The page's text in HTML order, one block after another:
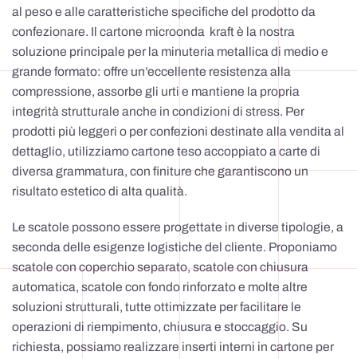
al peso e alle caratteristiche specifiche del prodotto da
confezionare. Il cartone microonda kraft è la nostra
soluzione principale per la minuteria metallica di medio e
grande formato: offre un’eccellente resistenza alla
compressione, assorbe gli urti e mantiene la propria
integrità strutturale anche in condizioni di stress. Per
prodotti più leggeri o per confezioni destinate alla vendita al
dettaglio, utilizziamo cartone teso accoppiato a carte di
diversa grammatura, con finiture che garantiscono un
risultato estetico di alta qualità.
Le scatole possono essere progettate in diverse tipologie, a
seconda delle esigenze logistiche del cliente. Proponiamo
scatole con coperchio separato, scatole con chiusura
automatica, scatole con fondo rinforzato e molte altre
soluzioni strutturali, tutte ottimizzate per facilitare le
operazioni di riempimento, chiusura e stoccaggio. Su
richiesta, possiamo realizzare inserti interni in cartone per